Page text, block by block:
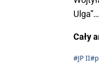
Ulga”…
Cały
#JP II